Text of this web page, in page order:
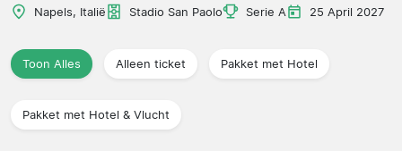
Napels, Italië Stadio San Paolo Serie A 25 April 2027
Toon Alles Alleen ticket Pakket met Hotel
Pakket met Hotel & Vlucht